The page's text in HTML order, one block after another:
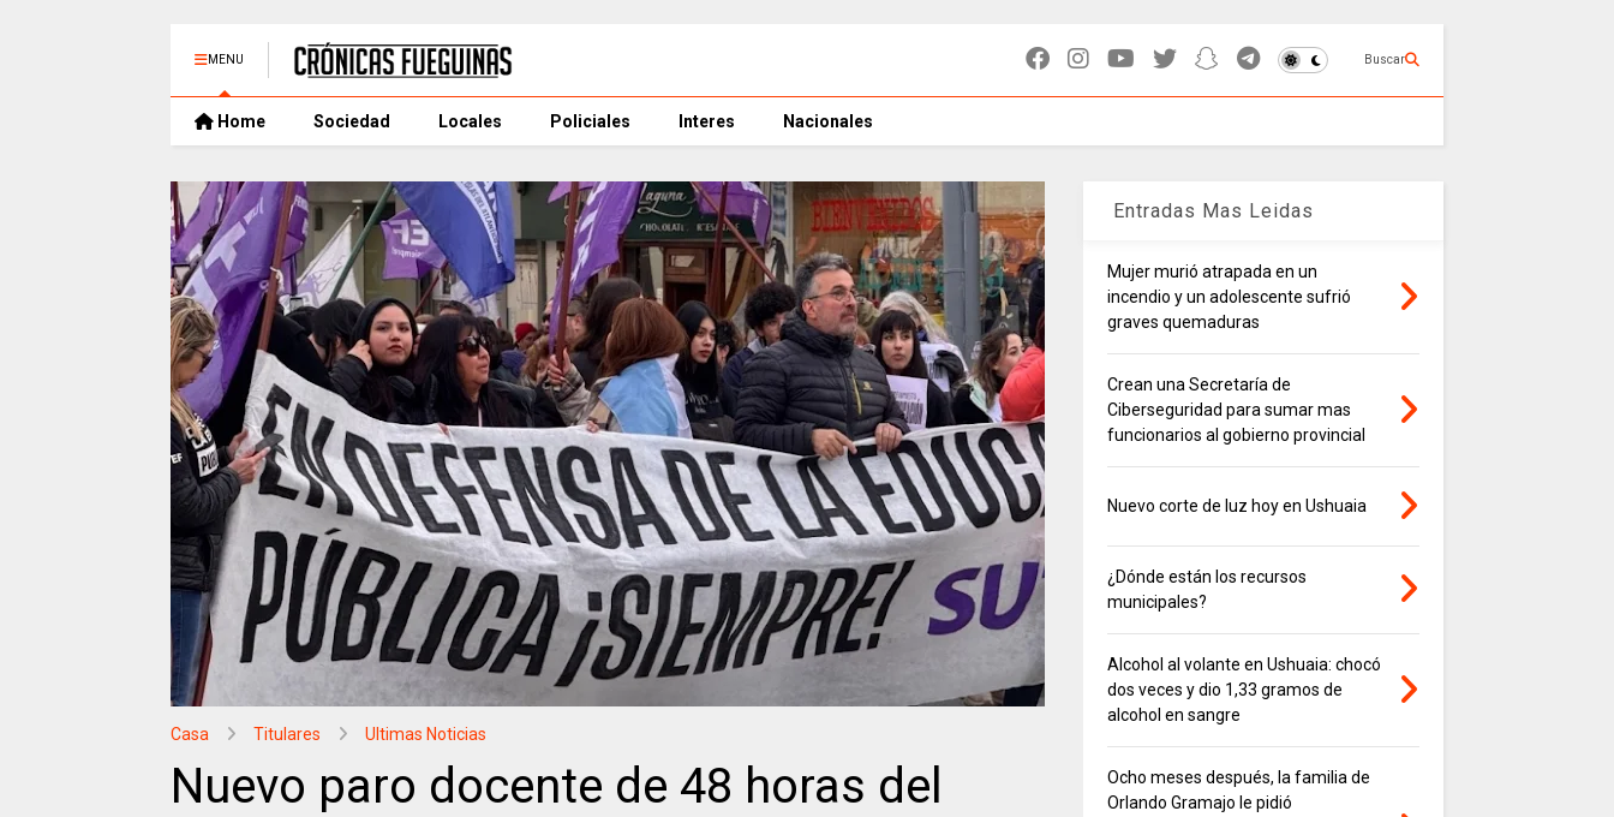
MENU Buscar
Home Sociedad Locales Policiales Interes Nacionales
Casa Titulares Ultimas Noticias
Nuevo paro docente de 48 horas del
Entradas Mas Leidas
Mujer murió atrapada en un
incendio y un adolescente sufrió
graves quemaduras
Crean una Secretaría de
Ciberseguridad para sumar mas
funcionarios al gobierno provincial
Nuevo corte de luz hoy en Ushuaia
¿Dónde están los recursos
municipales?
Alcohol al volante en Ushuaia: chocó
dos veces y dio 1,33 gramos de
alcohol en sangre
Ocho meses después, la familia de
Orlando Gramajo le pidió